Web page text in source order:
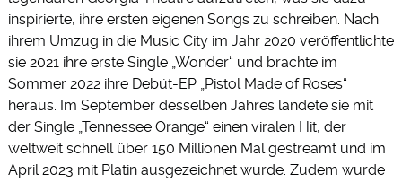
inspirierte, ihre ersten eigenen Songs zu schreiben. Nach
ihrem Umzug in die Music City im Jahr 2020 veröffentlichte
sie 2021 ihre erste Single „Wonder“ und brachte im
Sommer 2022 ihre Debüt-EP „Pistol Made of Roses“
heraus. Im September desselben Jahres landete sie mit
der Single „Tennessee Orange“ einen viralen Hit, der
weltweit schnell über 150 Millionen Mal gestreamt und im
April 2023 mit Platin ausgezeichnet wurde. Zudem wurde